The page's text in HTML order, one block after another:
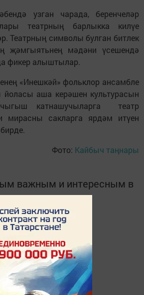
узган чарада, беренчеләр
театрның барлыкка килүе
Театрның символы булган битлек
җәмгыятьнең мәдәни үсешендә
фикер алыштылар.
«Инешкәй» фольклор ансамбле
аша керәшен культурасын
чыгыш катнашучыларга театр
мирасны сакларга ярдәм итүен
Фото: Кайбыч таңнары
важным и интересным в
Татмедиа
в
MАХ: